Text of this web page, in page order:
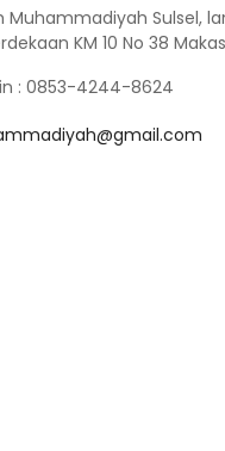
Muhammadiyah Sulsel,
KM 10 No 38
: 0853-4244-8624